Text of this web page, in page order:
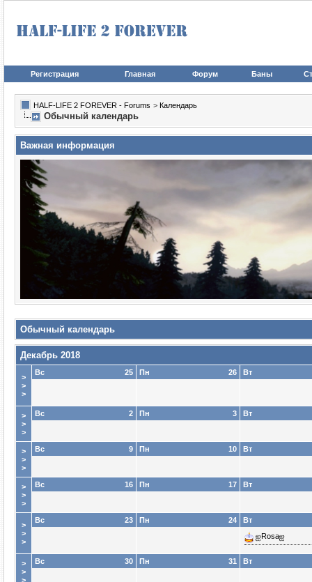
Регистрация Главная Форум Баны
HALF-LIFE 2 FOREVER - Forums > Календарь
Обычный календарь
Важная информация
Обычный календарь
Декабрь 2018
>
>
>
25
Вс 26
Пн Вт
>
>
>
2
Вс 3
Пн Вт
>
>
>
9
Вс 10
Пн Вт
>
>
>
16
Вс 17
Пн Вт
>
>
>
23
Вс 24
Пн
Вт
ஐRosaஐ
>
>
>
30
Вс 31
Пн Вт